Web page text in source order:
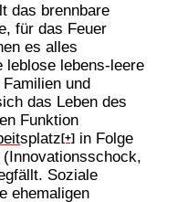
das brennbare
für das Feuer
es alles
leblose lebens-leere
und
das Leben des
Funktion
splatz[+] in Folge
Soziale
ehemaligen